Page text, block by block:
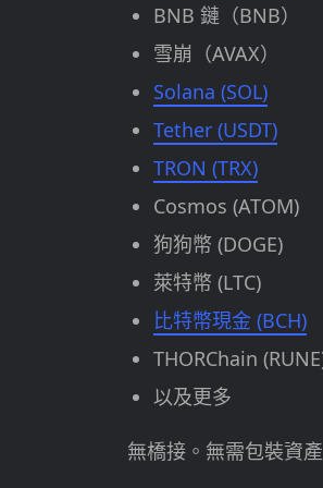
BNB 鏈（BNB）
雪崩（AVAX）
Solana (SOL)
Tether (USDT)
TRON (TRX)
Cosmos (ATOM)
狗狗幣 (DOGE)
萊特幣 (LTC)
比特幣現金 (BCH)
THORChain
以及更多
無橋接。無需包裝資